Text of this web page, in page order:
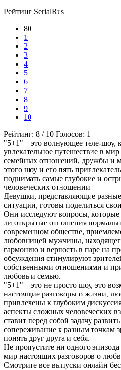
Рейтинг SerialRus
80
1
2
3
4
5
6
7
8
9
10
Рейтинг: 8 / 10 Голосов: 1
"5+1" – это волнующее теле-шоу,
увлекательное путешествие в
семейных отношений, дружбы и
этого шоу и его пять
поднимать самые глубокие и
человеческих отношений.
Девушки, представляющие
ситуации, готовы поделиться
Они исследуют вопросы,
ли открытые отношения
современном обществе,
любовницей мужчины,
гармонию и верность в паре на
обсуждения стимулируют
собственными отношениями и
любовь и семью.
"5+1" – это не просто шоу, это
настоящие разговоры о жизни,
привлечены к глубоким
аспекты сложных человеческих
ставит перед собой задачу
сопереживание к разным точкам
понять друг друга и себя.
Не пропустите ни одного
мир настоящих разговоров о
Смотрите все выпуски онлайн